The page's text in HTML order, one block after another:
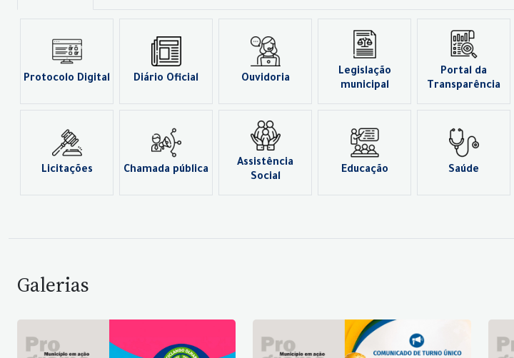
Protocolo Digital Diário Oficial Ouvidoria
Legislação
municipal
Portal da
Transparência
Licitações Chamada pública
Assistência
Social
Educação Saúde
Galerias